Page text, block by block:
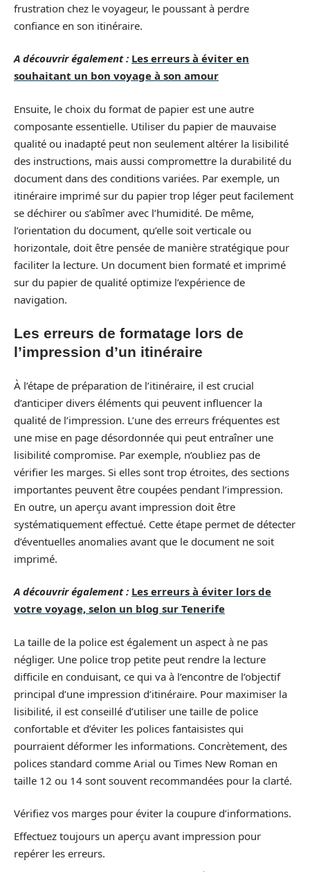
frustration chez le voyageur, le poussant à perdre
confiance en son itinéraire.
A découvrir également : Les erreurs à éviter en
souhaitant un bon voyage à son amour
Ensuite, le choix du format de papier est une autre
composante essentielle. Utiliser du papier de mauvaise
qualité ou inadapté peut non seulement altérer la lisibilité
des instructions, mais aussi compromettre la durabilité du
document dans des conditions variées. Par exemple, un
itinéraire imprimé sur du papier trop léger peut facilement
se déchirer ou s’abîmer avec l’humidité. De même,
l’orientation du document, qu’elle soit verticale ou
horizontale, doit être pensée de manière stratégique pour
faciliter la lecture. Un document bien formaté et imprimé
sur du papier de qualité optimize l’expérience de
navigation.
Les erreurs de formatage lors de
l’impression d’un itinéraire
À l’étape de préparation de l’itinéraire, il est crucial
d’anticiper divers éléments qui peuvent influencer la
qualité de l’impression. L’une des erreurs fréquentes est
une mise en page désordonnée qui peut entraîner une
lisibilité compromise. Par exemple, n’oubliez pas de
vérifier les marges. Si elles sont trop étroites, des sections
importantes peuvent être coupées pendant l’impression.
En outre, un aperçu avant impression doit être
systématiquement effectué. Cette étape permet de détecter
d’éventuelles anomalies avant que le document ne soit
imprimé.
A découvrir également : Les erreurs à éviter lors de
votre voyage, selon un blog sur Tenerife
La taille de la police est également un aspect à ne pas
négliger. Une police trop petite peut rendre la lecture
difficile en conduisant, ce qui va à l’encontre de l’objectif
principal d’une impression d’itinéraire. Pour maximiser la
lisibilité, il est conseillé d’utiliser une taille de police
confortable et d’éviter les polices fantaisistes qui
pourraient déformer les informations. Concrètement, des
polices standard comme Arial ou Times New Roman en
taille 12 ou 14 sont souvent recommandées pour la clarté.
Vérifiez vos marges pour éviter la coupure d’informations.
Effectuez toujours un aperçu avant impression pour
repérer les erreurs.